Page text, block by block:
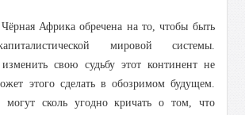
Африка обречена на то, чтобы быть
мировой системы.
изменить свою судьбу этот континент не
этого сделать в обозримом будущем.
могут сколь угодно кричать о том, что